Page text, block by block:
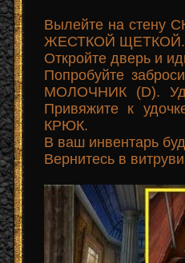
Вылейте на стену
ЖЕСТКОЙ ЩЕТКОЙ.
Откройте дверь и
Попробуйте
МОЛОЧНИК (D).
Привяжите к
КРЮК.
В ваш инвентарь
Вернитесь в